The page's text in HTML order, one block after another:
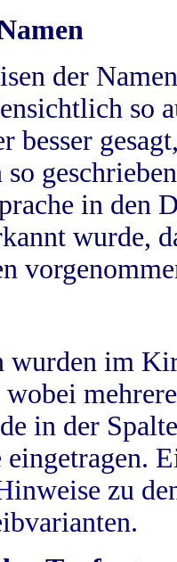
der
so
besser
so
in
wurde,
wurden im
in der
eingetragen.
zu